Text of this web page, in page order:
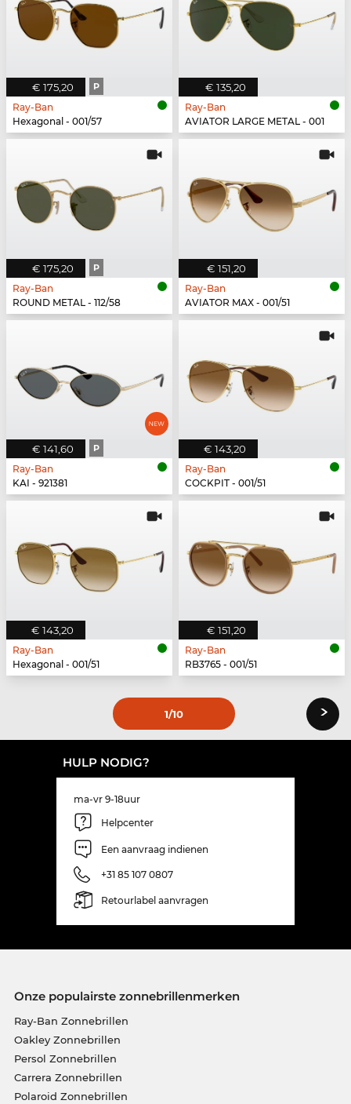
€ 175,20 P
Ray-Ban
Hexagonal - 001/57
€ 135,20
Ray-Ban
AVIATOR LARGE METAL - 001
€ 175,20 P
Ray-Ban
ROUND METAL - 112/58
€ 151,20
Ray-Ban
AVIATOR MAX - 001/51
€ 141,60 P
Ray-Ban
KAI - 921381
€ 143,20
Ray-Ban
COCKPIT - 001/51
€ 143,20
Ray-Ban
Hexagonal - 001/51
€ 151,20
Ray-Ban
RB3765 - 001/51
1/10 ›
HULP NODIG?
ma-vr 9-18uur
Helpcenter
Een aanvraag indienen
+31 85 107 0807
Retourlabel aanvragen
Onze populairste zonnebrillenmerken
Ray-Ban Zonnebrillen
Oakley Zonnebrillen
Persol Zonnebrillen
Carrera Zonnebrillen
Polaroid Zonnebrillen